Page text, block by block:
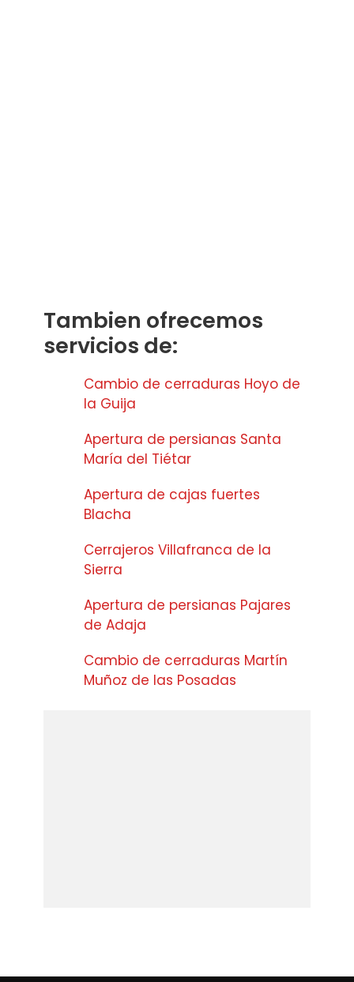
Tambien ofrecemos
servicios de:
Cambio de cerraduras Hoyo de
la Guija
Apertura de persianas Santa
María del Tiétar
Apertura de cajas fuertes
Blacha
Cerrajeros Villafranca de la
Sierra
Apertura de persianas Pajares
de Adaja
Cambio de cerraduras Martín
Muñoz de las Posadas